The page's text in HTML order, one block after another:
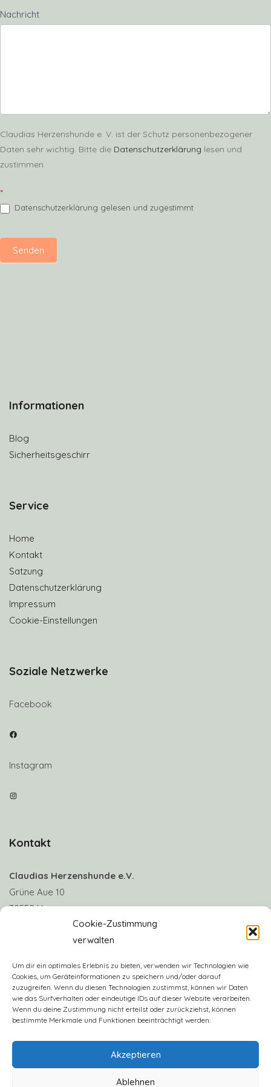
Cookie-Zustimmung
verwalten
Um dir ein optimales Erlebnis zu bieten, verwenden wir Technologien wie
Cookies, um Geräteinformationen zu speichern und/oder darauf
zuzugreifen. Wenn du diesen Technologien zustimmst, können wir Daten
wie das Surfverhalten oder eindeutige IDs auf dieser Website verarbeiten.
Wenn du deine Zustimmung nicht erteilst oder zurückziehst, können
bestimmte Merkmale und Funktionen beeinträchtigt werden.
Akzeptieren
Ablehnen
Nachricht
Claudias Herzenshunde e. V. ist der Schutz personenbezogener
Daten sehr wichtig. Bitte die Datenschutzerklärung lesen und
zustimmen.
*
Datenschutzerklärung gelesen und zugestimmt
Senden
Informationen
Blog
Sicherheitsgeschirr
Service
Home
Kontakt
Satzung
Datenschutzerklärung
Impressum
Cookie-Einstellungen
Soziale Netzwerke
Facebook
Facebook
Instagram
Instagram
Kontakt
Claudias Herzenshunde e.V.
Grüne Aue 10
30559 Hannover
Telefon: +49 170 8063922
Vereinskonto: Deutsche Skatbank
IBAN: DE57 8306 5408 0005 3406 16
BIC: GENODEF1SLR